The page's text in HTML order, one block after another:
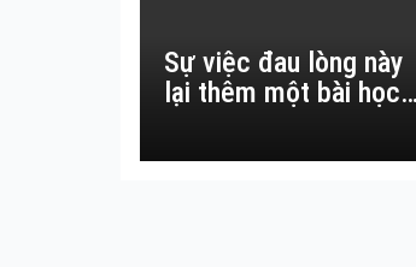
Sự việc đau lòng này
lại thêm một bài học
thường.